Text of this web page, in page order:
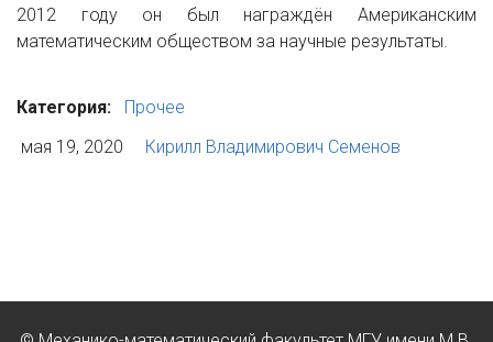
2012 году он был награждён Американским
математическим обществом за научные результаты.
Категория:
Прочее
мая 19, 2020
Кирилл Владимирович Семенов